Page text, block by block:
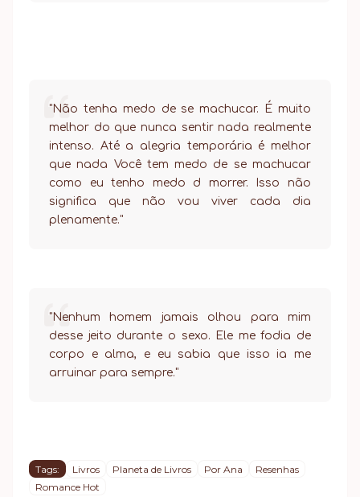
"Não tenha medo de se machucar. É muito
melhor do que nunca sentir nada realmente
intenso. Até a alegria temporária é melhor
que nada Você tem medo de se machucar
como eu tenho medo d morrer. Isso não
significa que não vou viver cada dia
plenamente."
"Nenhum homem jamais olhou para mim
desse jeito durante o sexo. Ele me fodia de
corpo e alma, e eu sabia que isso ia me
arruinar para sempre."
Tags: Livros Planeta de Livros Por Ana
Resenhas
Romance Hot